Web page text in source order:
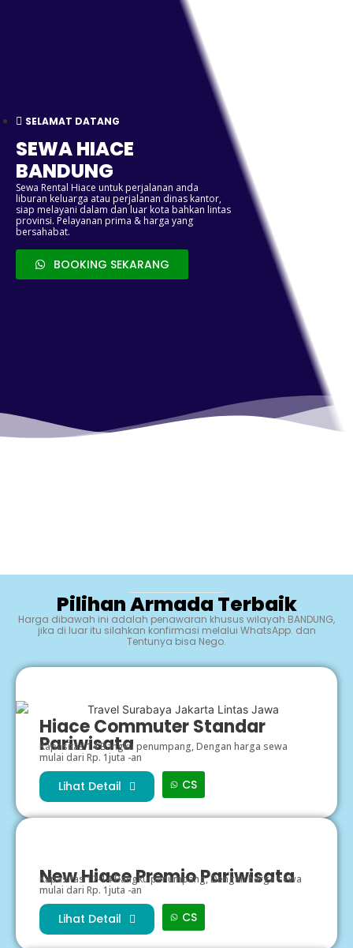
SELAMAT DATANG
SEWA HIACE
BANDUNG
Sewa Rental Hiace untuk perjalanan anda
liburan keluarga atau perjalanan dinas kantor,
siap melayani dalam dan luar kota bahkan lintas
provinsi. Pelayanan prima & harga yang
bersahabat.
BOOKING SEKARANG
Pilihan Armada Terbaik
Harga dibawah ini adalah penawaran khusus wilayah BANDUNG,
jika di luar itu silahkan konfirmasi melalui WhatsApp. dan
Tentunya bisa Nego.
Hiace Commuter Standar
Pariwisata
Kapasitas 14 Bangku penumpang, Dengan harga sewa
mulai dari Rp. 1juta -an
Lihat Detail CS
New Hiace Premio Pariwisata
Kapasitas 12-14 Bangku penumpang, Dengan harga sewa
mulai dari Rp. 1juta -an
Lihat Detail CS